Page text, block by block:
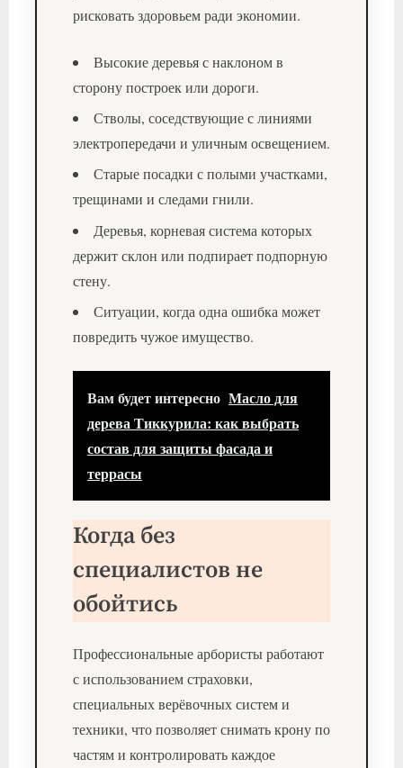
рисковать здоровьем ради экономии.
Высокие деревья с наклоном в
сторону построек или дороги.
Стволы, соседствующие с линиями
электропередачи и уличным освещением.
Старые посадки с полыми участками,
трещинами и следами гнили.
Деревья, корневая система которых
держит склон или подпирает подпорную
стену.
Ситуации, когда одна ошибка может
повредить чужое имущество.
Вам будет интересно Масло для
дерева Тиккурила: как выбрать
состав для защиты фасада и
террасы
Когда без
специалистов не
обойтись
Профессиональные арбористы работают
с использованием страховки,
специальных верёвочных систем и
техники, что позволяет снимать крону по
частям и контролировать каждое